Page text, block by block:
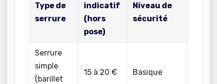
Type de
serrure
indicatif
(hors
pose)
Niveau de
sécurité
Serrure
simple
(barillet
15 à 20 € Basique